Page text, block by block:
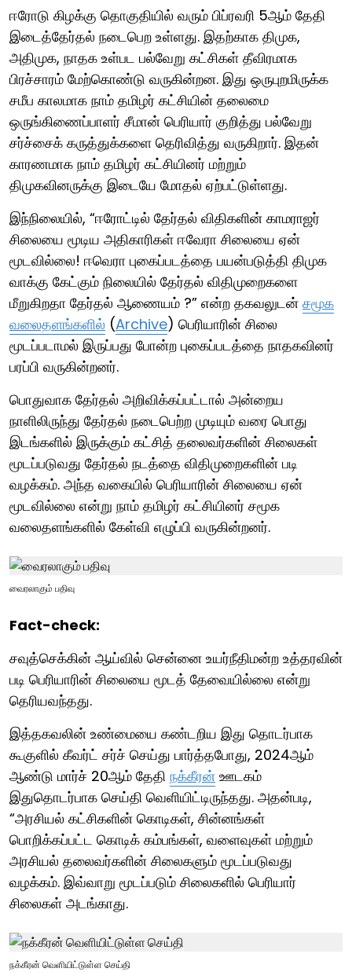
ஈரோடு கிழக்கு தொகுதியில் வரும் பிப்ரவரி 5ஆம் தேதி
இடைத்தேர்தல் நடைபெற உள்ளது. இதற்காக திமுக,
அதிமுக, நாதக உள்பட பல்வேறு கட்சிகள் தீவிரமாக
பிரச்சாரம் மேற்கொண்டு வருகின்றன. இது ஒருபுறமிருக்க
சமீப காலமாக நாம் தமிழர் கட்சியின் தலைமை
ஒருங்கிணைப்பாளர் சீமான் பெரியார் குறித்து பல்வேறு
சர்ச்சைக் கருத்துக்களை தெரிவித்து வருகிறார். இதன்
காரணமாக நாம் தமிழர் கட்சியினர் மற்றும்
திமுகவினருக்கு இடையே மோதல் ஏற்பட்டுள்ளது.
இந்நிலையில், “ஈரோட்டில் தேர்தல் விதிகளின் காமராஜர்
சிலையை மூடிய அதிகாரிகள் ஈவேரா சிலையை ஏன்
மூடவில்லை! ஈவெரா புகைப்படத்தை பயன்படுத்தி திமுக
வாக்கு கேட்கும் நிலையில் தேர்தல் விதிமுறைகளை
மீறுகிறதா தேர்தல் ஆணையம் ?” என்ற தகவலுடன் சமூக
வலைதளங்களில் (Archive) பெரியாரின் சிலை
மூடப்படாமல் இருப்பது போன்ற புகைப்படத்தை நாதகவினர்
பரப்பி வருகின்றனர்.
பொதுவாக தேர்தல் அறிவிக்கப்பட்டால் அன்றைய
நாளிலிருந்து தேர்தல் நடைபெற்ற முடியும் வரை பொது
இடங்களில் இருக்கும் கட்சித் தலைவர்களின் சிலைகள்
மூடப்படுவது தேர்தல் நடத்தை விதிமுறைகளின் படி
வழக்கம். அந்த வகையில் பெரியாரின் சிலையை ஏன்
மூடவில்லை என்று நாம் தமிழர் கட்சியினர் சமூக
வலைதளங்களில் கேள்வி எழுப்பி வருகின்றனர்.
வைரலாகும் பதிவு
Fact-check:
சவுத்செக்கின் ஆய்வில் சென்னை உயர்நீதிமன்ற உத்தரவின்
படி பெரியாரின் சிலையை மூடத் தேவையில்லை என்று
தெரியவந்தது.
இத்தகவலின் உண்மையை கண்டறிய இது தொடர்பாக
கூகுளில் கீவர்ட் சர்ச் செய்து பார்த்தபோது, 2024ஆம்
ஆண்டு மார்ச் 20ஆம் தேதி நக்கீரன் ஊடகம்
இதுதொடர்பாக செய்தி வெளியிட்டிருந்தது. அதன்படி,
“அரசியல் கட்சிகளின் கொடிகள், சின்னங்கள்
பொறிக்கப்பட்ட கொடிக் கம்பங்கள், வளைவுகள் மற்றும்
அரசியல் தலைவர்களின் சிலைகளும் மூடப்படுவது
வழக்கம். இவ்வாறு மூடப்படும் சிலைகளில் பெரியார்
சிலைகள் அடங்காது.
நக்கீரன் வெளியிட்டுள்ள செய்தி